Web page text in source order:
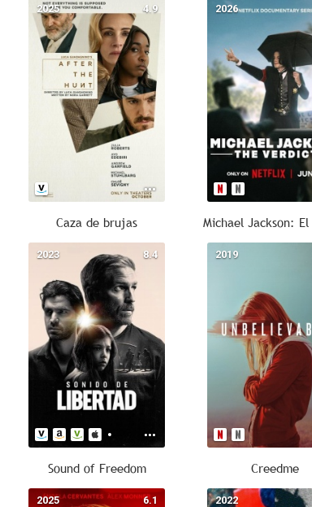
4.9
2025
Caza de brujas
2026
8.4
2023
Sound of Freedom
2019
Creedme
6.1
2025 2022